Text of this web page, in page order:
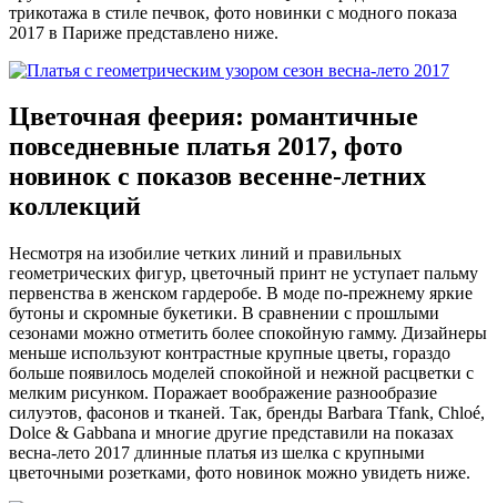
трикотажа в стиле печвок, фото новинки с модного показа
2017 в Париже представлено ниже.
Цветочная феерия: романтичные
повседневные платья 2017, фото
новинок с показов весенне-летних
коллекций
Несмотря на изобилие четких линий и правильных
геометрических фигур, цветочный принт не уступает пальму
первенства в женском гардеробе. В моде по-прежнему яркие
бутоны и скромные букетики. В сравнении с прошлыми
сезонами можно отметить более спокойную гамму. Дизайнеры
меньше используют контрастные крупные цветы, гораздо
больше появилось моделей спокойной и нежной расцветки с
мелким рисунком. Поражает воображение разнообразие
силуэтов, фасонов и тканей. Так, бренды Barbara Tfank, Chloé,
Dolce & Gabbana и многие другие представили на показах
весна-лето 2017 длинные платья из шелка с крупными
цветочными розетками, фото новинок можно увидеть ниже.